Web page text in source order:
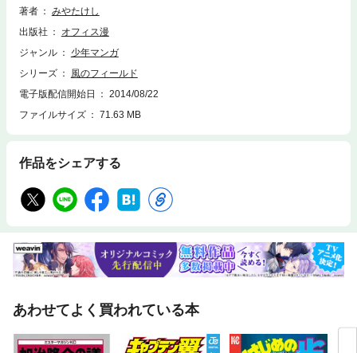
ールドには新たな好敵手・ピエールが立ちはだかり風を阻む。勝利の女神
血潮の第８巻（全１７巻）！！
著者
みやたけし
出版社
オフィス漫
ジャンル
少年マンガ
シリーズ
風のフィールド
電子版配信開始日
2014/08/22
ファイルサイズ
71.63 MB
作品をシェアする
あわせてよく買われている本